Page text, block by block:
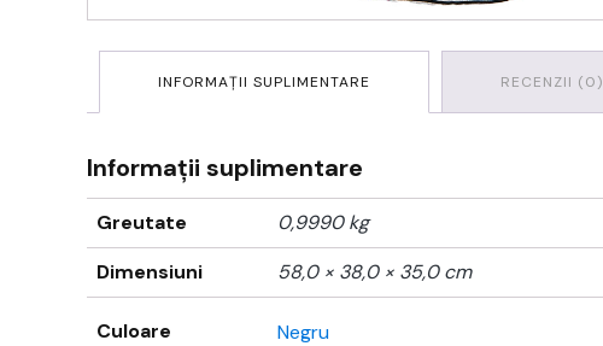
INFORMAȚII SUPLIMENTARE RECENZII (0)
Informații suplimentare
Greutate
0,9990 kg
Dimensiuni
58,0 × 38,0 × 35,0 cm
Culoare Negru